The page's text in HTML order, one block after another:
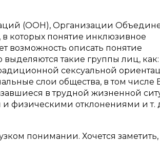
(ООН), Организации
которых понятие инклюзивное
возможность описать понятие
такие группы лиц, как:
сексуальной
слои общества, в том числе
в трудной жизненной
физическими отклонениями и т.
понимании. Хочется заметить,